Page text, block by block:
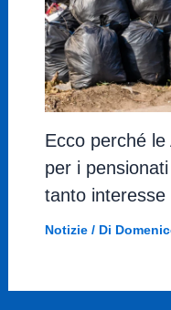
Ecco perché le
per i
tanto interesse
Notizie/ Di